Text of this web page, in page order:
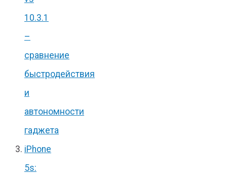
10.3.1
–
сравнение
быстродействия
и
автономности
гаджета
iPhone
5s: